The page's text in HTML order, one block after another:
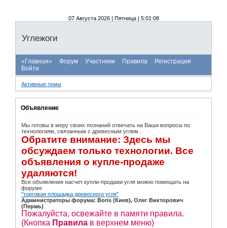
07 Августа 2026 | Пятница | 5:01:08
Углежоги
«Главная» Форум Участники Правила
Регистрация
Войти
Активные темы
Объявление
Мы готовы в меру своих познаний отвечать на Ваши вопросы по
технологиям, связанным с древесным углем.
Обратите внимание: Здесь мы
обсуждаем только технологии. Все
объявления о купле-продаже
удаляются!
Все объявления насчет купли-продажи угля можно помещать на
форуме
"торговая площадка древесного угля"
Администраторы форума: Boris (Киев), Олег Викторович
(Пермь)
Пожалуйста, освежайте в памяти правила.
(Кнопка Правила в верхнем меню)